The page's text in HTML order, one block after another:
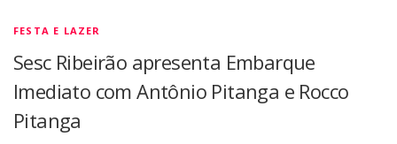
FESTA E LAZER
Sesc Ribeirão apresenta Embarque
Imediato com Antônio Pitanga e Rocco
Pitanga